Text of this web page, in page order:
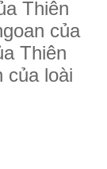
Thiên
của
Thiên
của loài